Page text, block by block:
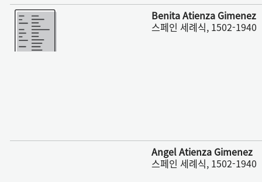
더 보기
Benita Atienza Gimenez
스페인 세례식, 1502-1940
Angel Atienza Gimenez
스페인 세례식, 1502-1940